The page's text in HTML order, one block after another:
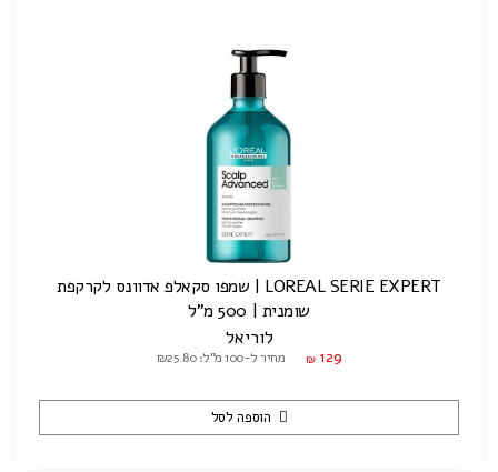
LOREAL SERIE EXPERT | שמפו סקאלפ אדוונס לקרקפת
שומנית | 500 מ"ל
לוריאל
₪ 129 מחיר ל-100 מ"ל: ₪25.80
הוספה לסל